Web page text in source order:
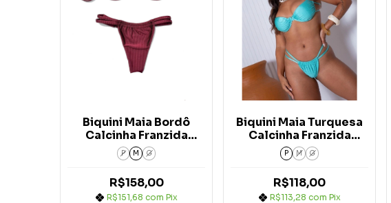
Biquini Maia Bordô
Calcinha Franzida
Dupla c/ Reg. Verano
P M G
R$158,00
R$151,68 com Pix
Biquini Maia Turquesa
Calcinha Franzida
Dupla c/ Reg. Verano
P M G
R$118,00
R$113,28 com Pix